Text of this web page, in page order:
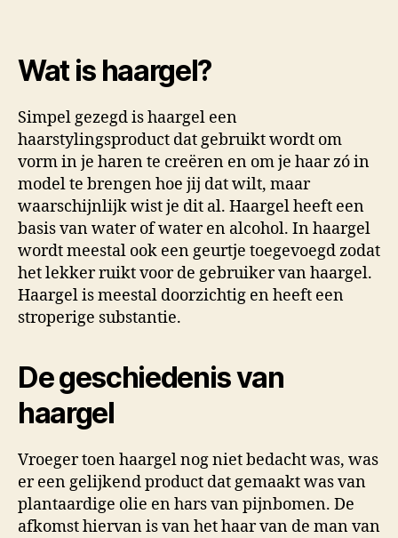
Wat is haargel?
Simpel gezegd is haargel een
haarstylingsproduct dat gebruikt wordt om
vorm in je haren te creëren en om je haar zó in
model te brengen hoe jij dat wilt, maar
waarschijnlijk wist je dit al. Haargel heeft een
basis van water of water en alcohol. In haargel
wordt meestal ook een geurtje toegevoegd zodat
het lekker ruikt voor de gebruiker van haargel.
Haargel is meestal doorzichtig en heeft een
stroperige substantie.
De geschiedenis van
haargel
Vroeger toen haargel nog niet bedacht was, was
er een gelijkend product dat gemaakt was van
plantaardige olie en hars van pijnbomen. De
afkomst hiervan is van het haar van de man van